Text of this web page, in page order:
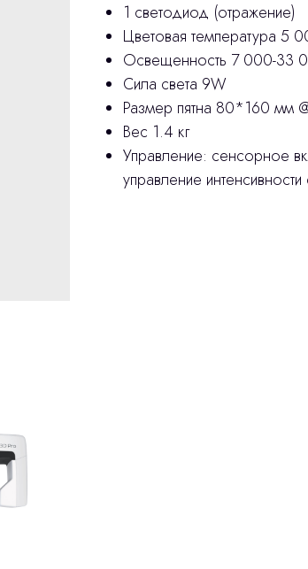
1 cветодиод (отражение)
Цветовая температура 5
Освещенность 7 000-33
Сила света 9W
Размер пятна 80*160 мм
Вес 1.4 кг
Управление: сенсорное
управление